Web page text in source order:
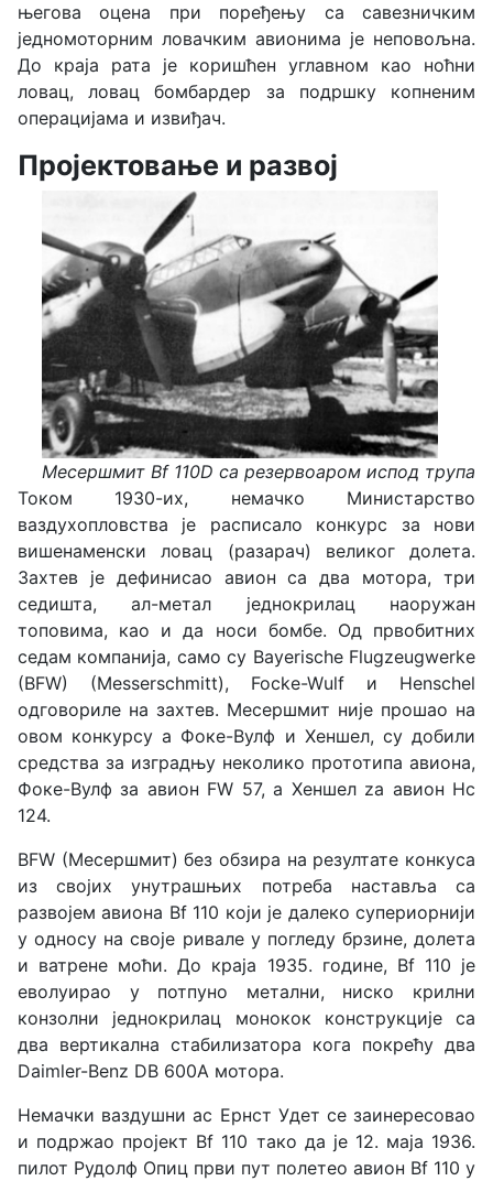
његова оцена при поређењу са савезничким
једномоторним ловачким авионима је неповољна.
До краја рата је коришћен углавном као ноћни
ловац, ловац бомбардер за подршку копненим
операцијама и извиђач.
Пројектовање и развој
Месершмит Bf 110D са резервоаром испод трупа
Током 1930-их, немачко Министарство
ваздухопловства је расписало конкурс за нови
вишенаменски ловац (разарач) великог долета.
Захтев је дефинисао авион са два мотора, три
седишта, ал-метал једнокрилац наоружан
топовима, као и да носи бомбе. Од првобитних
седам компанија, само су Bayerische Flugzeugwerke
(BFW) (Messerschmitt), Focke-Wulf и Henschel
одговориле на захтев. Месершмит није прошао на
овом конкурсу а Фоке-Вулф и Хеншел, су добили
средства за изградњу неколико прототипа авиона,
Фоке-Вулф за авион FW 57, а Хеншел za авион Hc
124.
BFW (Месершмит) без обзира на резултате конкуса
из својих унутрашњих потреба наставља са
развојем авиона Bf 110 који је далеко супериорнији
у односу на своје ривале у погледу брзине, долета
и ватрене моћи. До краја 1935. године, Bf 110 је
еволуирао у потпуно метални, ниско крилни
конзолни једнокрилац монокок конструкције са
два вертикална стабилизатора кога покрећу два
Daimler-Benz DB 600А мотора.
Немачки ваздушни ас Ернст Удет се заинересовао
и подржао пројект Bf 110 тако да је 12. маја 1936.
пилот Рудолф Опиц први пут полетео авион Bf 110 у